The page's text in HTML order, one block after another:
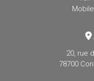
20, rue
78700